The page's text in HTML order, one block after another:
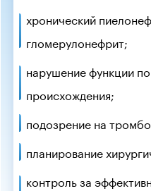
хронический
гломерулонефрит;
нарушение функции
происхождения;
подозрение на
планирование
контроль за